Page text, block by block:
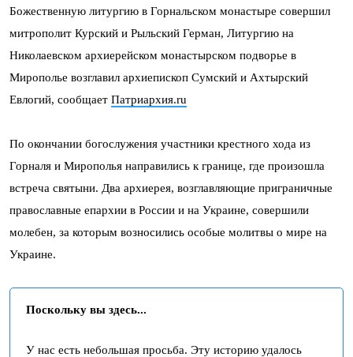
Божественную литургию в Горнальском монастыре совершил
митрополит Курский и Рыльский Герман, Литургию на
Николаевском архиерейском монастырском подворье в
Мирополье возглавил архиепископ Сумский и Ахтырский
Евлогий, сообщает Патриархия.ru
По окончании богослужения участники крестного хода из
Горналя и Мирополья направились к границе, где произошла
встреча святыни. Два архиерея, возглавляющие приграничные
православные епархии в России и на Украине, совершили
молебен, за которым возносились особые молитвы о мире на
Украине.
Поскольку вы здесь...
У нас есть небольшая просьба. Эту историю удалось